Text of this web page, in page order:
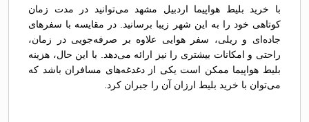
با خرید بلیط هواپیما اردبیل مشهد می‌توانید در مدت زمان
کوتاهی خود را به این شهر زیبا برسانید. در مقایسه با سفرهای
جاده‌ای و ریلی، سفر هوایی علاوه بر صرفه‌جویی در زمان،
راحتی و امکانات بیشتری را نیز ارائه می‌دهد. با این حال، هزینه
بلیط هواپیما ممکن است یکی از دغدغه‌های مسافران باشد که
می‌توان با خرید بلیط ارزان آن را جبران کرد.